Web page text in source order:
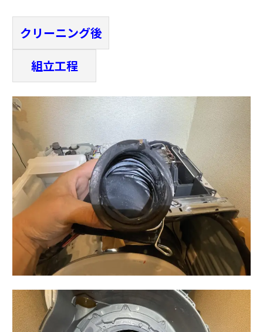
クリーニング後
組立工程